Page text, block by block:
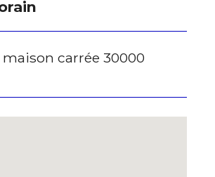
maison carrée 30000